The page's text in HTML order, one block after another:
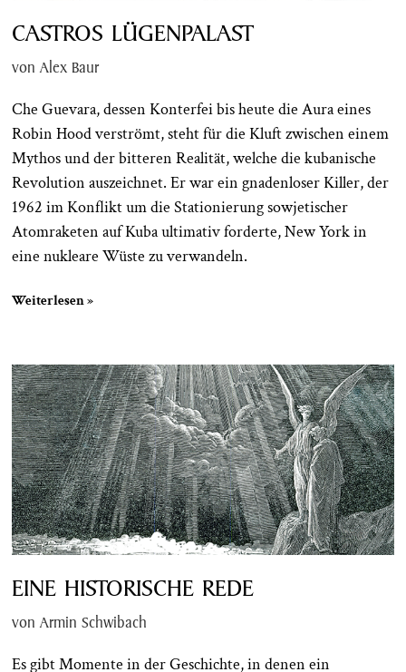
CASTROS LÜGENPALAST
von Alex Baur
Che Guevara, dessen Konterfei bis heute die Aura eines
Robin Hood verströmt, steht für die Kluft zwischen einem
Mythos und der bitteren Realität, welche die kubanische
Revolution auszeichnet. Er war ein gnadenloser Killer, der
1962 im Konflikt um die Stationierung sowjetischer
Atomraketen auf Kuba ultimativ forderte, New York in
eine nukleare Wüste zu verwandeln.
Weiterlesen »
EINE HISTORISCHE REDE
von Armin Schwibach
Es gibt Momente in der Geschichte, in denen ein